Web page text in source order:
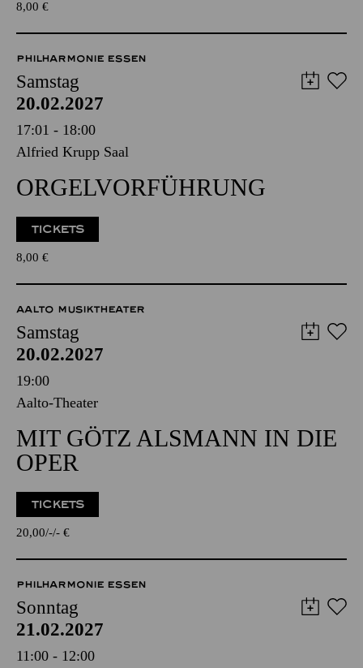
8,00 €
PHILHARMONIE ESSEN
Samstag
20.02.2027
17:01 - 18:00
ORGEL­VORFÜHRUNG
8,00 €
AALTO MUSIKTHEATER
Samstag
20.02.2027
19:00
Aalto-Theater
MIT GÖTZ ALSMANN IN DIE
OPER
20,00 - -€
PHILHARMONIE ESSEN
Sonntag